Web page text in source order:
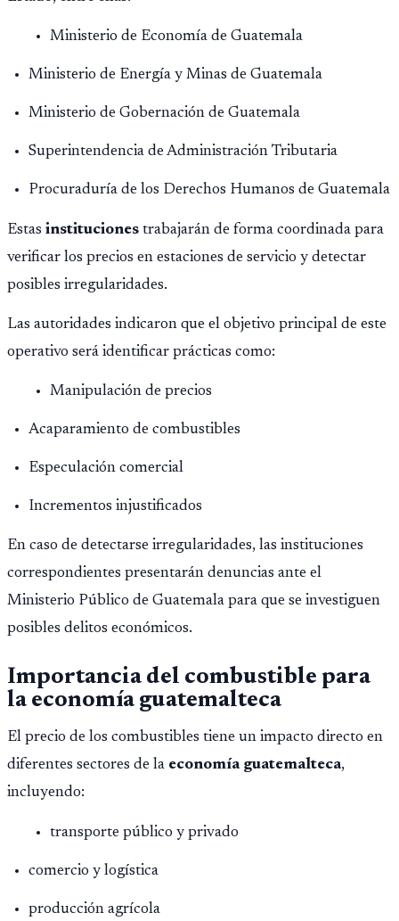
Ministerio de Economía de Guatemala
Ministerio de Energía y Minas de Guatemala
Ministerio de Gobernación de Guatemala
Superintendencia de Administración Tributaria
Procuraduría de los Derechos Humanos de Guatemala
Estas instituciones trabajarán de forma coordinada para
verificar los precios en estaciones de servicio y detectar
posibles irregularidades.
Las autoridades indicaron que el objetivo principal de este
operativo será identificar prácticas como:
Manipulación de precios
Acaparamiento de combustibles
Especulación comercial
Incrementos injustificados
En caso de detectarse irregularidades, las instituciones
correspondientes presentarán denuncias ante el
Ministerio Público de Guatemala para que se investiguen
posibles delitos económicos.
Importancia del combustible para
la economía guatemalteca
El precio de los combustibles tiene un impacto directo en
diferentes sectores de la economía guatemalteca,
incluyendo:
transporte público y privado
comercio y logística
producción agrícola